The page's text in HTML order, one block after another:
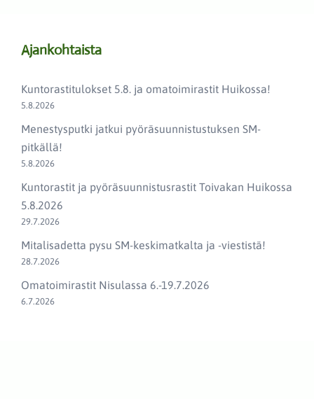
Ajankohtaista
Kuntorastitulokset 5.8. ja omatoimirastit Huikossa!
5.8.2026
Menestysputki jatkui pyöräsuunnistustuksen SM-
pitkällä!
5.8.2026
Kuntorastit ja pyöräsuunnistusrastit Toivakan Huikossa
5.8.2026
29.7.2026
Mitalisadetta pysu SM-keskimatkalta ja -viestistä!
28.7.2026
Omatoimirastit Nisulassa 6.-19.7.2026
6.7.2026